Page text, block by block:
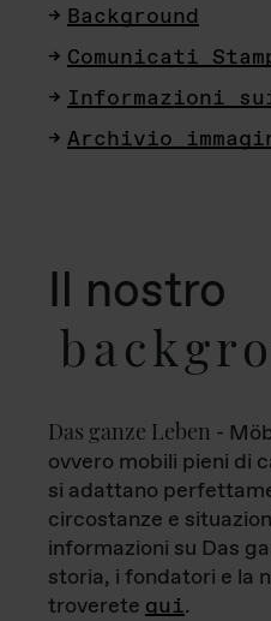
Background
Comunicati
Informazioni
Archivio
Il nostro
Das ganze Leben -
ovvero mobili pieni di
si adattano
circostanze e
informazioni su Das
storia, i fondatori e la
troverete qui.